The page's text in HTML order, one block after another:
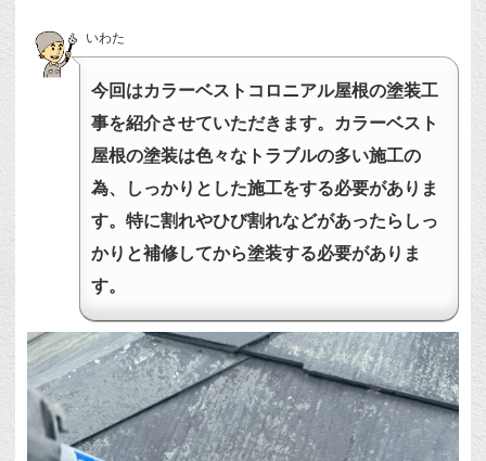
いわた
今回はカラーベストコロニアル屋根の塗装工
事を紹介させていただきます。カラーベスト
屋根の塗装は色々なトラブルの多い施工の
為、しっかりとした施工をする必要がありま
す。特に割れやひび割れなどがあったらしっ
かりと補修してから塗装する必要がありま
す。